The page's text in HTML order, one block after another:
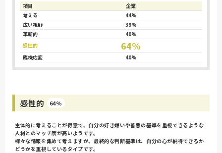
項目
企業
考える
44%
広い視野
39%
革新的
40%
感性的
64%
臨機応変 40%
感性的 64%
主体的に考えることが得意で、自分の好き嫌いや善悪の基準を重視できるような
人材とのマッチ度が高いようです。
様々な情報を集めて考えますが、最終的な判断基準は、自分の心が納得できるか
どうかを重視しているタイプです。